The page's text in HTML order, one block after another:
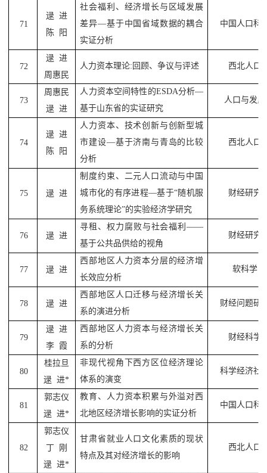
71
逯 进
陈
阳
社会福利、经济增长与区域发展
差异—基于中国省域数据的耦合
实证分析
中国人口科
72
逯 进
周惠民
人力资本理论: 回顾、争议与评述 西北人口
73
周惠民
逯 进
人力资本空间特性的ESDA分析—
基于山东省的实证研究
人口与发展
74
逯 进
陈
阳
人力资本、技术创新与创新型城
市建设—基于济南与青岛的比较
分析
西北人口
75 逯 进
制度约束、二元人口流动与中国
城市化的有序进程—基于“随机服
务系统理论”的实验经济学研究
财经研究
76 逯 进
寻租、权力腐败与社会福利——
基于公共品供给的视角
财经研究
77 逯 进
西部地区人力资本分层的经济增
长效应分析
软科学
78 逯 进
西部地区人口迁移与经济增长关
系的演进分析
财经问题研
79
逯 进
李
霞
西部地区人力资本与经济增长关
系的分析
财经科学
80
桂拉旦
逯
进*
非现代视角下西方区位经济理论
体系的演变
科学经济社
81
郭志仪
逯
进*
教育、人力资本积累与外溢对西
北地区经济增长影响的实证分析
中国人口科
82
郭志仪
丁
刚
逯
进*
甘肃省就业人口文化素质的现状
特点及其对经济增长的影响
西北人口